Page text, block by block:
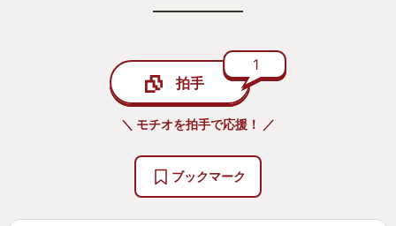
ゲーム展開が早すぎて、実況が追い付かないなんて
文字実況が出る作品でも、その文字すら追いつかな
如何に対戦格闘ゲームの実況が難しいかわかりま
それなのに、今作では、実況と解説がゲーム進行に
拍手
1
＼ モチオを拍手で応援！ ／
ブックマーク